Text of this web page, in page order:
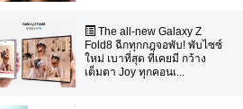
The all-new Galaxy Z
Fold8 ฉีกทุกกฎจอพับ! พับไซซ์
ใหม่ เบาที่สุด ที่เคยมี กว้าง
เต็มตา Joy ทุกคอนเ...